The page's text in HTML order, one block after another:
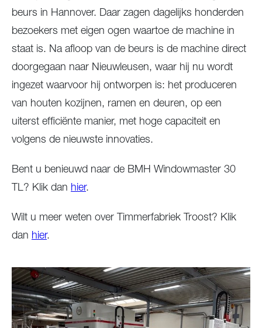
beurs in Hannover. Daar zagen dagelijks honderden
bezoekers met eigen ogen waartoe de machine in
staat is. Na afloop van de beurs is de machine direct
doorgegaan naar Nieuwleusen, waar hij nu wordt
ingezet waarvoor hij ontworpen is: het produceren
van houten kozijnen, ramen en deuren, op een
uiterst efficiënte manier, met hoge capaciteit en
volgens de nieuwste innovaties.
Bent u benieuwd naar de BMH Windowmaster 30
TL? Klik dan hier.
Wilt u meer weten over Timmerfabriek Troost? Klik
dan hier.